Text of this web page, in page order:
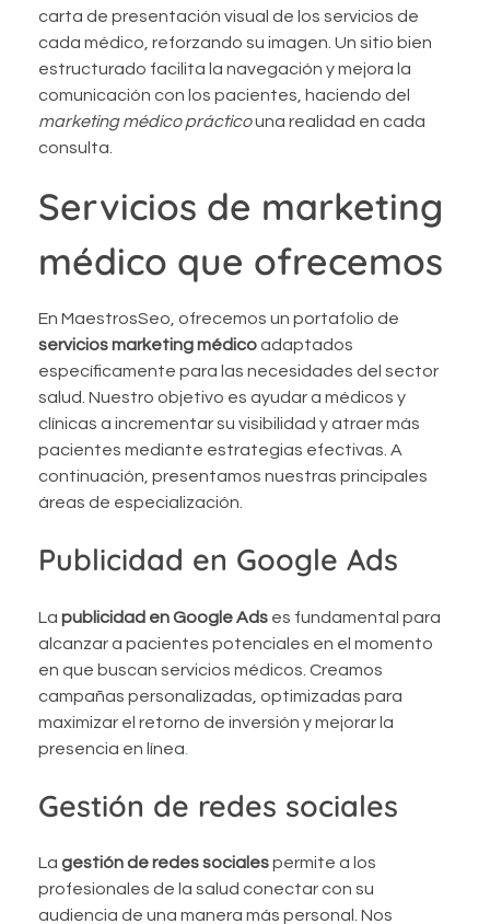
carta de presentación visual de los servicios de
cada médico, reforzando su imagen. Un sitio bien
estructurado facilita la navegación y mejora la
comunicación con los pacientes, haciendo del
marketing médico prácticouna realidad en cada
consulta.
Servicios de marketing
médico que ofrecemos
En MaestrosSeo, ofrecemos un portafolio de
servicios marketing médicoadaptados
específicamente para las necesidades del sector
salud. Nuestro objetivo es ayudar a médicos y
clínicas a incrementar su visibilidad y atraer más
pacientes mediante estrategias efectivas. A
continuación, presentamos nuestras principales
áreas de especialización.
Publicidad en Google Ads
La publicidad en Google Ads es fundamental para
alcanzar a pacientes potenciales en el momento
en que buscan servicios médicos. Creamos
campañas personalizadas, optimizadas para
maximizar el retorno de inversión y mejorar la
presencia en línea
Gestión de redes sociales
La gestión de redes socialespermite a los
profesionales de la salud conectar con su
audiencia de una manera más personal. Nos